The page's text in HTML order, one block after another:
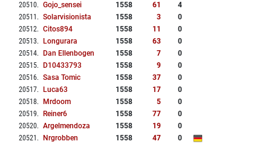
20510. Gojo_sensei 1558 61
4
20511 . Solarvisionista 1558 3
0
20512. Citos894 1558 11
0
20513. Longurara 1558 63
0
20514. Dan Ellenbogen 1558 7
0
20515. D10433793 1558 9
0
20516. Sasa Tomic 1558 37
0
20517. Luca63 1558 17
0
20518. Mrdoom 1558 5
0
20519. Reiner6 1558 77
0
20520. Argelmendoza 1558 19
0
20521 . Nrgrobben 1558 47
0